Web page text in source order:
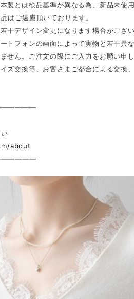
製とは検品基準が異なる為、新品未使
はご遠慮頂いております。
干デザイン変更になります場合がござい
トフォンの画面によって実物と若干異
せん。ご注文の際にご入力をお願い申し
ズ交換等、お客さまご都合による交換
about